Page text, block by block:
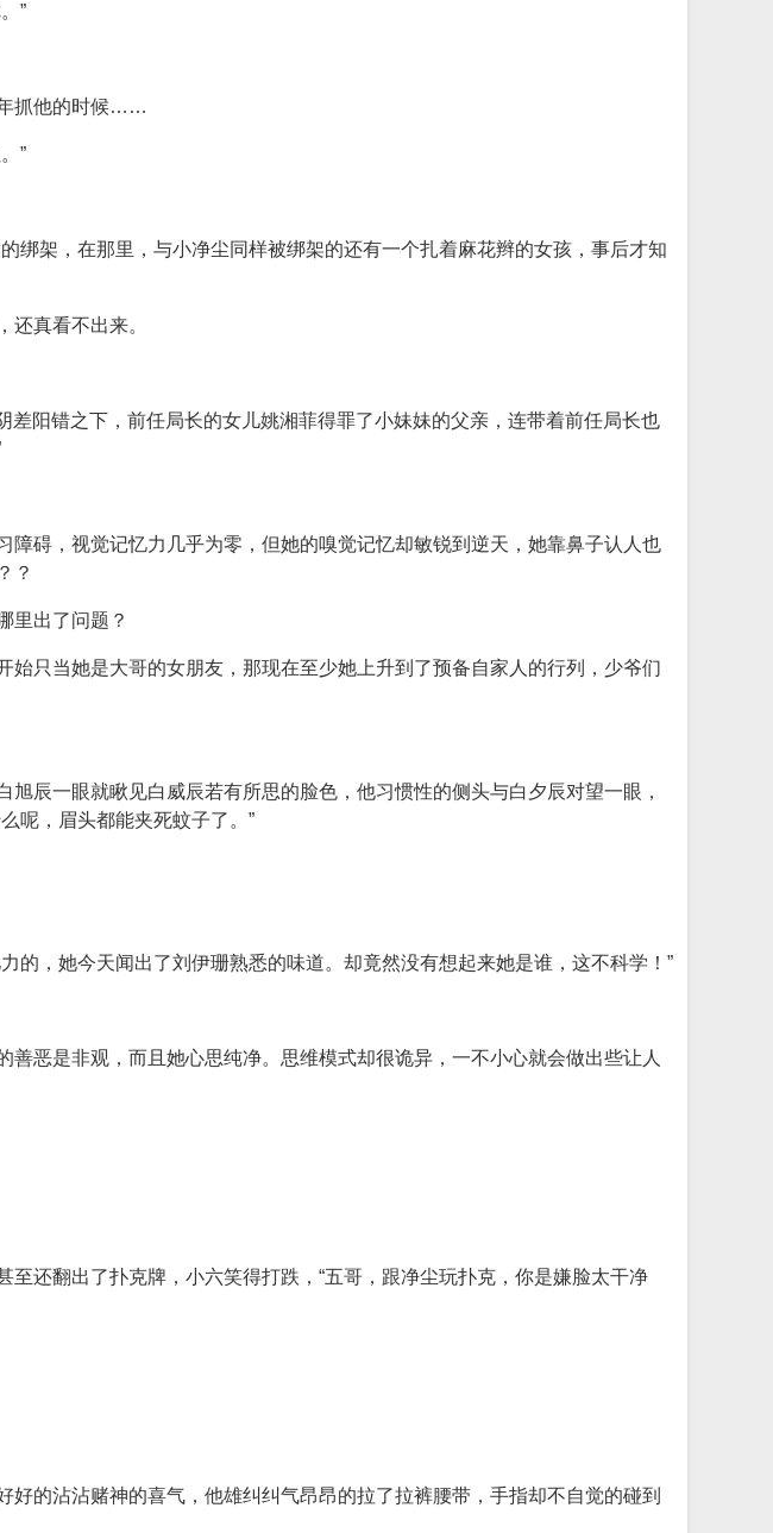
”
抓他的时候……
”
绑架，在那里，与小净尘同样被绑架的还有一个扎着麻花辫的女孩，事后才知
真看不出来。
差阳错之下，前任局长的女儿姚湘菲得罪了小妹妹的父亲，连带着前任局长也
碍，视觉记忆力几乎为零，但她的嗅觉记忆却敏锐到逆天，她靠鼻子认人也
？
里出了问题？
只当她是大哥的女朋友，那现在至少她上升到了预备自家人的行列，少爷们
辰一眼就瞅见白威辰若有所思的脸色，他习惯性的侧头与白夕辰对望一眼，
呢，眉头都能夹死蚊子了。”
的，她今天闻出了刘伊珊熟悉的味道。却竟然没有想起来她是谁，这不科学！”
恶是非观，而且她心思纯净。思维模式却很诡异，一不小心就会做出些让人
还翻出了扑克牌，小六笑得打跌，“五哥，跟净尘玩扑克，你是嫌脸太干净
的沾沾赌神的喜气，他雄纠纠气昂昂的拉了拉裤腰带，手指却不自觉的碰到